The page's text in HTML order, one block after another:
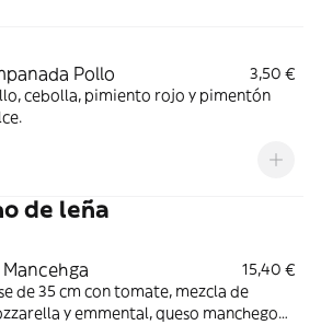
Pollo
3,50 €
cebolla, pimiento rojo y pimentón
de leña
Mancehga
15,40 €
de 35 cm con tomate, mezcla de
y emmental, queso manchego